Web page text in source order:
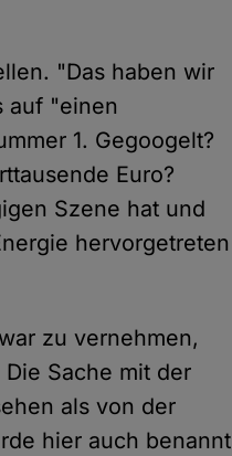
"Das haben wir
auf "einen
1. Gegoogelt?
Euro?
Szene hat und
hervorgetreten
zu vernehmen,
Sache mit der
als von der
hier auch benannt